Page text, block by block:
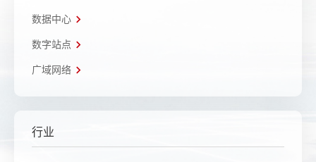
数据中心
数字站点
广域网络
行业